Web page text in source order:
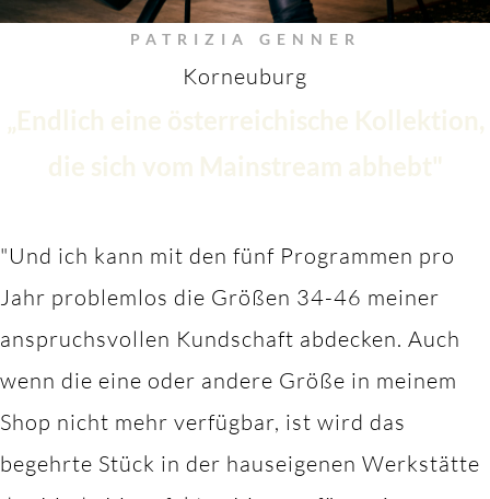
PATRIZIA GENNER
Korneuburg
„Endlich eine österreichische Kollektion,
die sich vom Mainstream abhebt"
"Und ich kann mit den fünf Programmen pro
Jahr problemlos die Größen 34-46 meiner
anspruchsvollen Kundschaft abdecken. Auch
wenn die eine oder andere Größe in meinem
Shop nicht mehr verfügbar, ist wird das
begehrte Stück in der hauseigenen Werkstätte